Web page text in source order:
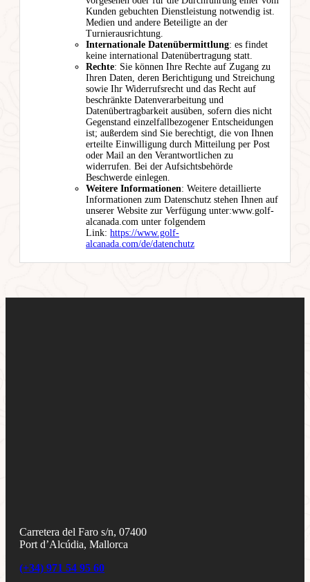
Kunden gebuchten Dienstleistung notwendig ist.
Medien und andere Beteiligte an der
Turnierausrichtung.
Internationale Datenübermittlung: es findet
keine international Datenübertragung statt.
Rechte: Sie können Ihre Rechte auf Zugang zu
Ihren Daten, deren Berichtigung und Streichung
sowie Ihr Widerrufsrecht und das Recht auf
beschränkte Datenverarbeitung und
Datenübertragbarkeit ausüben, sofern dies nicht
Gegenstand einzelfallbezogener Entscheidungen
ist; außerdem sind Sie berechtigt, die von Ihnen
erteilte Einwilligung durch Mitteilung per Post
oder Mail an den Verantwortlichen zu
widerrufen. Bei der Aufsichtsbehörde
Beschwerde einlegen.
Weitere Informationen: Weitere detaillierte
Informationen zum Datenschutz stehen Ihnen auf
unserer Website zur Verfügung unter:www.golf-
alcanada.com unter folgendem
Link: https://www.golf-
alcanada.com/de/datenchutz
Carretera del Faro s/n, 07400
Port d’Alcúdia, Mallorca
(+34) 971 54 95 60